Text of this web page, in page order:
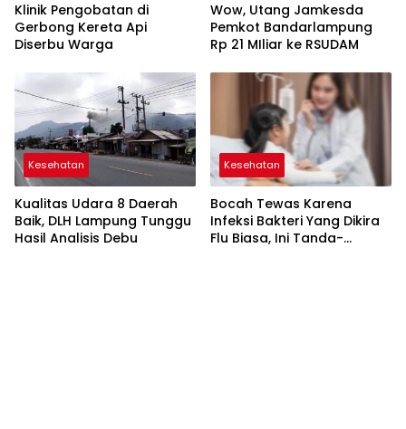
Klinik Pengobatan di
Gerbong Kereta Api
Diserbu Warga
Wow, Utang Jamkesda
Pemkot Bandarlampung
Rp 21 MIliar ke RSUDAM
Kesehatan
Kualitas Udara 8 Daerah
Baik, DLH Lampung Tunggu
Hasil Analisis Debu
Kesehatan
Bocah Tewas Karena
Infeksi Bakteri Yang Dikira
Flu Biasa, Ini Tanda-